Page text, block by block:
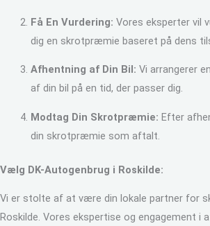
Få En Vurdering: Vores eksperter vil
dig en skrotpræmie baseret på dens
Afhentning af Din Bil: Vi arrangerer
af din bil på en tid, der passer dig.
Modtag Din Skrotpræmie: Efter
din skrotpræmie som aftalt.
Vælg DK-Autogenbrug i Roskilde:
Vi er stolte af at være din lokale partner for
Roskilde. Vores ekspertise og engagement i